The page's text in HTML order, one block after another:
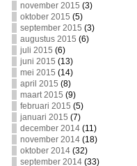
november 2015 (3)
oktober 2015 (5)
september 2015 (3)
augustus 2015 (6)
juli 2015 (6)
juni 2015 (13)
mei 2015 (14)
april 2015 (8)
maart 2015 (9)
februari 2015 (5)
januari 2015 (7)
december 2014(11)
november 2014(18)
oktober 2014(32)
september 2014(33)